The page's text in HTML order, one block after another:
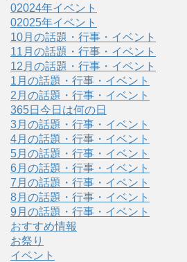
02024年イベント
02025年イベント
10月の話題・行事・イベント
11月の話題・行事・イベント
12月の話題・行事・イベント
1月の話題・行事・イベント
2月の話題・行事・イベント
365日今日は何の日
3月の話題・行事・イベント
4月の話題・行事・イベント
5月の話題・行事・イベント
6月の話題・行事・イベント
7月の話題・行事・イベント
8月の話題・行事・イベント
9月の話題・行事・イベント
おすすめ情報
お祭り
イベント